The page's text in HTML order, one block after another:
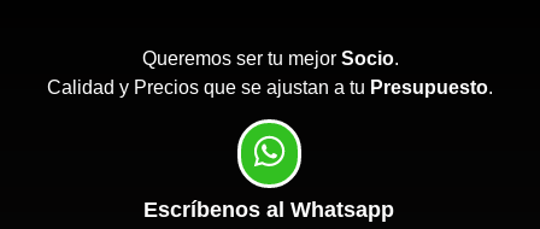
Queremos ser tu mejor Socio.
Calidad y Precios que se ajustan a tu Presupuesto.
Escríbenos al Whatsapp